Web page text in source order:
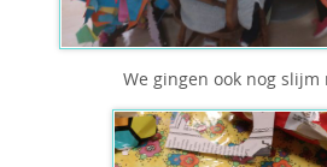
We gingen ook nog slijm